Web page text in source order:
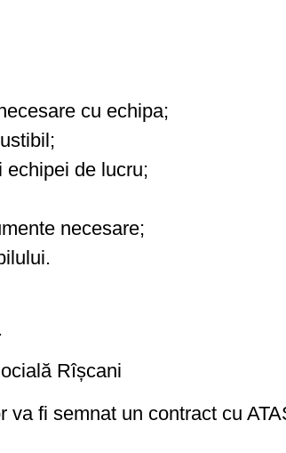
cu echipa;
echipei de lucru;
necesare;
Rîșcani
va fi semnat un contract cu